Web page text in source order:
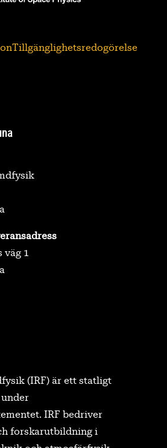
Tillgänglighetsredogörelse
väg 1
(IRF) är ett statligt
IRF bedriver
forskarutbildning i